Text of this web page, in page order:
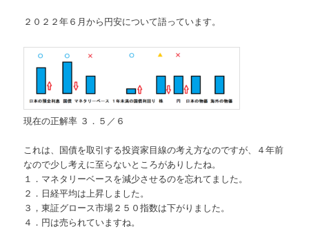
２０２２年６月から円安について語っています。
現在の正解率 ３．５／６
これは、国債を取引する投資家目線の考え方なのですが、４年前
なので少し考えに至らないところがありしたね。
１．マネタリーベースを減少させるのを忘れてました。
２．日経平均は上昇しました。
３，東証グロース市場２５０指数は下がりました。
４．円は売られていますね。